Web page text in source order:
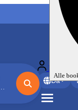
Alle
Mine
Da